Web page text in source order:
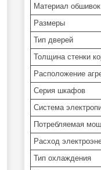
Материал
Размеры
Тип дверей
Толщина стенки
Расположение
Серия шкафов
Система
Потребляемая
Расход
Тип охлаждения